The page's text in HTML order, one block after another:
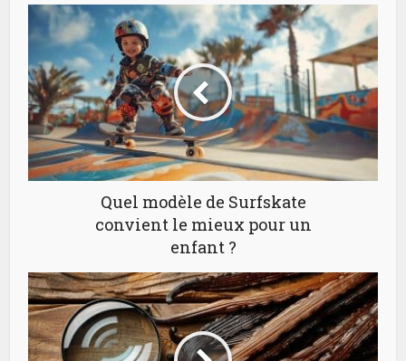
Quel modèle de Surfskate
convient le mieux pour un
enfant ?